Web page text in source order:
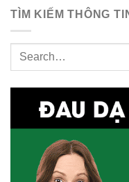
TÌM KIẾM THÔNG